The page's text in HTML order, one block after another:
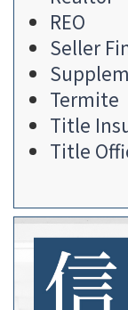
REO
Seller
Termite
Title
Title